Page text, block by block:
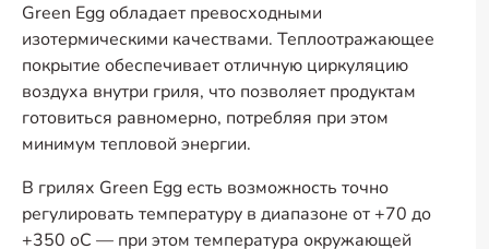
Green Egg обладает превосходными
изотермическими качествами. Теплоотражающее
покрытие обеспечивает отличную циркуляцию
воздуха внутри гриля, что позволяет продуктам
готовиться равномерно, потребляя при этом
минимум тепловой энергии.
В грилях Green Egg есть возможность точно
регулировать температуру в диапазоне от +70 до
+350 оС — при этом температура окружающей